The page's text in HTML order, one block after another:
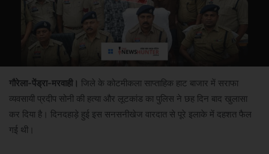
गौरेला-पेंड्रा-मरवाही। जिले के कोटमीकला साप्ताहिक हाट बाजार में सराफा
व्यवसायी प्रदीप सोनी की हत्या और लूटकांड का पुलिस ने छह दिन बाद खुलासा
कर दिया है। दिनदहाड़े हुई इस सनसनीखेज वारदात से पूरे इलाके में दहशत फैल
गई थी।